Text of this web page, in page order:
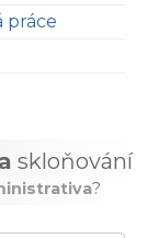
práce
skloňování
?